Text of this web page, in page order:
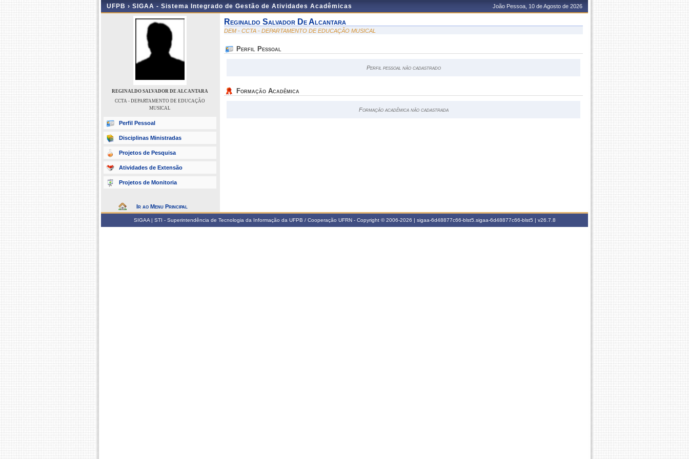
UFPB › SIGAA - Sistema Integrado de Gestão de Atividades Acadêmicas João Pessoa, 10 de Agosto de 2026
REGINALDO SALVADOR DE ALCANTARA
CCTA - DEPARTAMENTO DE EDUCAÇÃO
MUSICAL
Perfil Pessoal
Disciplinas Ministradas
Projetos de Pesquisa
Atividades de Extensão
Projetos de Monitoria
Ir ao Menu Principal
Reginaldo Salvador De Alcantara
DEM - CCTA - DEPARTAMENTO DE EDUCAÇÃO MUSICAL
Perfil Pessoal
Perfil pessoal não cadastrado
Formação Acadêmica
Formação acadêmica não cadastrada
SIGAA | STI - Superintendência de Tecnologia da Informação da UFPB / Cooperação UFRN - Copyright © 2006-2026 | sigaa-6d48877c66-blst5.sigaa-6d48877c66-blst5 | v26.7.8